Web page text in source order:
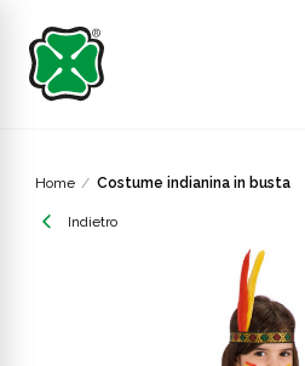
Home Costume indianina in busta
Indietro